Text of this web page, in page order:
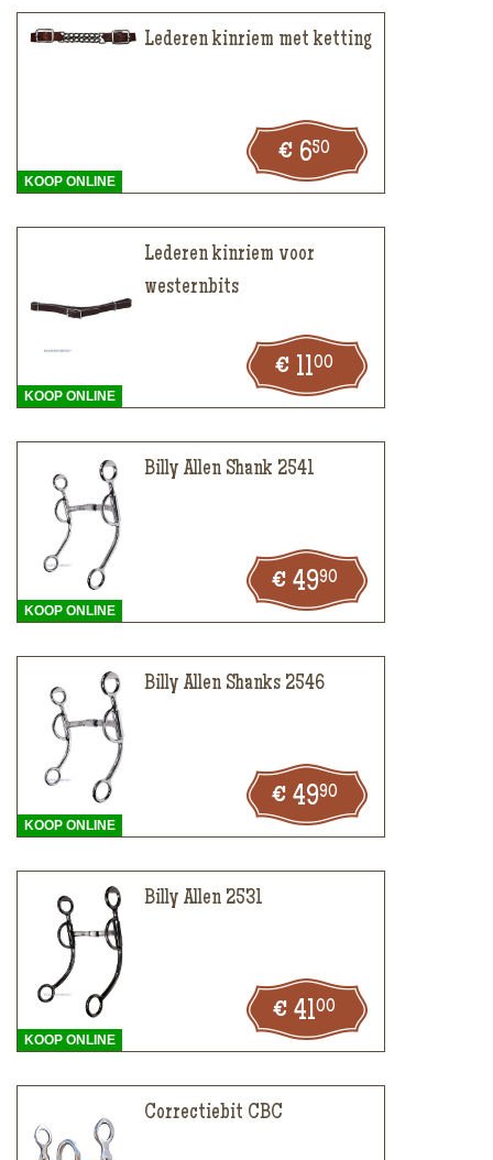
Lederen kinriem met ketting
650
KOOP ONLINE
Lederen kinriem voor
westernbits
1100
KOOP ONLINE
Billy Allen Shank 2541
4990
KOOP ONLINE
Billy Allen Shanks 2546
4990
KOOP ONLINE
Billy Allen 2531
4100
KOOP ONLINE
Correctiebit CBC